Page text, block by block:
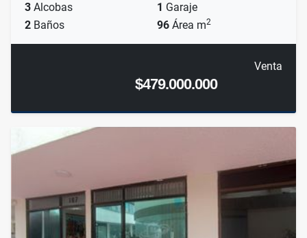
3 Alcobas 1 Garaje
2 Baños 96 Área m2
Venta
$479.000.000